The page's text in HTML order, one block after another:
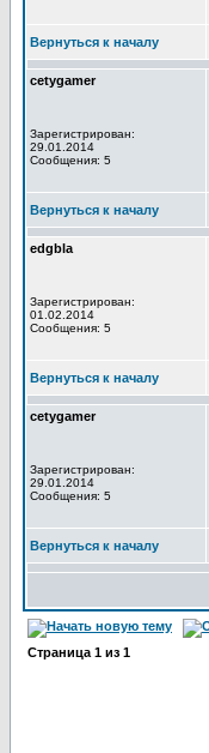
Вернуться к началу
cetygamer
Зарегистрирован:
29.01.2014
Сообщения: 5
Вернуться к началу
edgbla
Зарегистрирован:
01.02.2014
Сообщения: 5
Вернуться к началу
cetygamer
Зарегистрирован:
29.01.2014
Сообщения: 5
Вернуться к началу
Страница 1 из 1